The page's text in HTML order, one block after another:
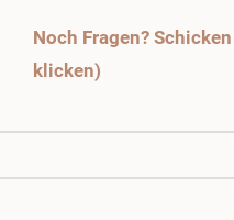
Noch Fragen?
klicken)